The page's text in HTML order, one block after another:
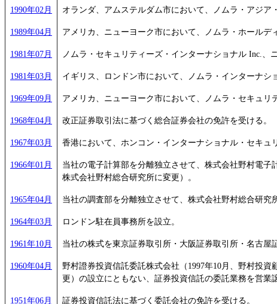
1990年02月 オランダ、アムステルダム市において、ノムラ・アジア
1989年04月 アメリカ、ニューヨーク市において、ノムラ・ホールデ
1981年07月 ノムラ・セキュリティーズ・インターナショナル Inc.、
1981年03月 イギリス、ロンドン市において、ノムラ・インターナシ
1969年09月 アメリカ、ニューヨーク市において、ノムラ・セキュリ
1968年04月 改正証券取引法に基づく総合証券会社の免許を受ける。
1967年03月 香港において、ホンコン・インターナショナル・セキュ
1966年01月
当社の電子計算部を分離独立させて、株式会社野村電子
株式会社野村総合研究所に変更）。
1965年04月 当社の調査部を分離独立させて、株式会社野村総合研究
1964年03月 ロンドン駐在員事務所を設立。
1961年10月 当社の株式を東京証券取引所・大阪証券取引所・名古屋
1960年04月
野村證券投資信託委託株式会社（1997年10月、野村投
更）の設立にともない、証券投資信託の委託業務を営業
1951年06月 証券投資信託法に基づく委託会社の免許を受ける。